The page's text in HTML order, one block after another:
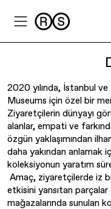
Sectors
All Sectors
Culture & Arts
NGOs &
2020 yılında, İstanbul
Museums için özel bir
Ziyaretçilerin dünyayı
alanlar, empati ve
özgün yaklaşımından
daha yakından anlamak
koleksiyonun yaratım
Amaç, ziyaretçilerde iz
etkisini yansıtan parçalar
mağazalarında sunulan